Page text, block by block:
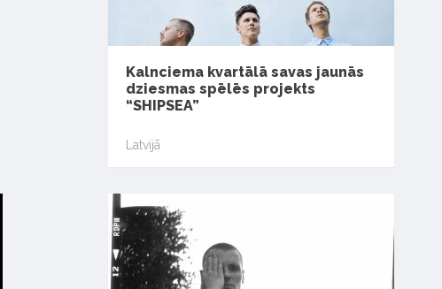
Kalnciema kvartālā savas jaunās
dziesmas spēlēs projekts
“SHIPSEA”
Latvijā